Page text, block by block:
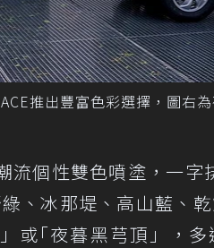
推出豐富色彩選擇，圖右
流個性雙色噴塗，一
、冰那堤、高山藍、
或｢夜暮黑芎頂」，